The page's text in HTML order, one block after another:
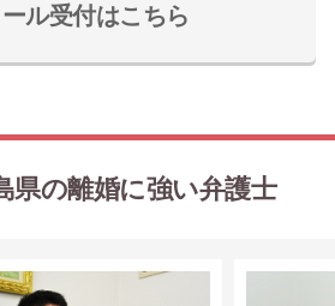
ール受付はこちら
県の離婚に強い弁護士